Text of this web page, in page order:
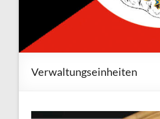
Verwaltungseinheiten